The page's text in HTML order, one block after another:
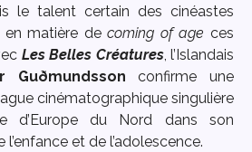
le talent certain des cinéastes
en matière decoming of ageces
Les Belles Créatures, l’Islandais
Guðmundsson confirme une
cinématographique singulière
d’Europe du Nord dans son
et de l’adolescence.